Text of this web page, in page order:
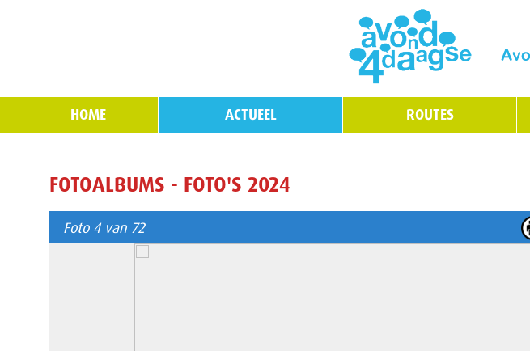
HOME ACTUEEL ROUTES
FOTOALBUMS - FOTO'S 2024
Foto 4 van 72